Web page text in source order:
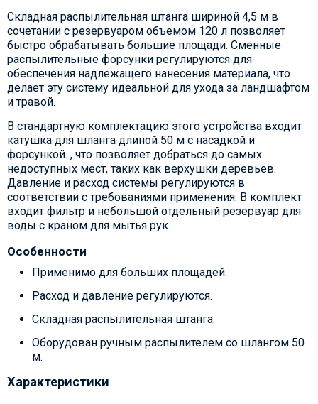
Складная распылительная штанга шириной 4,5 м в
сочетании с резервуаром объемом 120 л позволяет
быстро обрабатывать большие площади. Сменные
распылительные форсунки регулируются для
обеспечения надлежащего нанесения материала, что
делает эту систему идеальной для ухода за ландшафтом
и травой.
В стандартную комплектацию этого устройства входит
катушка для шланга длиной 50 м с насадкой и
форсункой. , что позволяет добраться до самых
недоступных мест, таких как верхушки деревьев.
Давление и расход системы регулируются в
соответствии с требованиями применения. В комплект
входит фильтр и небольшой отдельный резервуар для
воды с краном для мытья рук.
Особенности
Применимо для больших площадей.
Расход и давление регулируются.
Складная распылительная штанга.
Оборудован ручным распылителем со шлангом 50
м.
Характеристики